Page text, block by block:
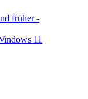
früher -
11